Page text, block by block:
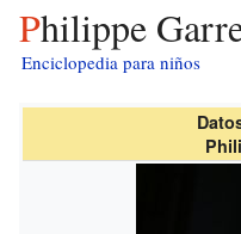
Philippe
Enciclopedia para niños